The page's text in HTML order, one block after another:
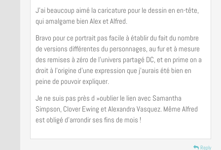
J’ai beaucoup aimé la caricature pour le dessin en en-tête,
qui amalgame bien Alex et Alfred.
Bravo pour ce portrait pas facile à établir du fait du nombre
de versions différentes du personnages, au fur et à mesure
des remises à zéro de l’univers partagé DC, et en prime on a
droit à l’origine d’une expression que j’aurais été bien en
peine de pouvoir expliquer.
Je ne suis pas près d »oublier le lien avec Samantha
Simpson, Clover Ewing et Alexandra Vasquez. Même Alfred
est obligé d’arrondir ses fins de mois !
Reply